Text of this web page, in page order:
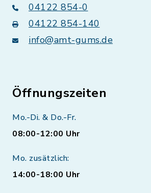
04122 854-0
04122 854-140
info@amt-gums.de
Öffnungszeiten
Mo.-Di. & Do.-Fr.
08:00-12:00 Uhr
Mo. zusätzlich:
14:00-18:00 Uhr